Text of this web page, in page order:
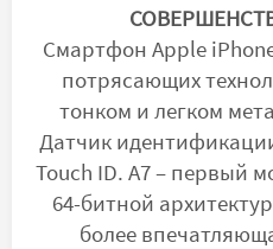
Смартфон Apple
потрясающих
тонком и легком
Датчик
Touch ID. A7 – первый
64-битной
более